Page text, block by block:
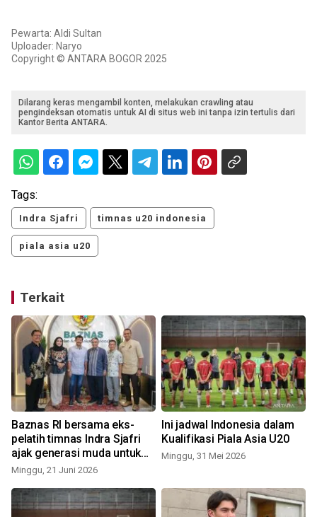
Pewarta: Aldi Sultan
Uploader: Naryo
Copyright © ANTARA BOGOR 2025
Dilarang keras mengambil konten, melakukan crawling atau
pengindeksan otomatis untuk AI di situs web ini tanpa izin tertulis dari
Kantor Berita ANTARA.
Tags:
Indra Sjafri timnas u20 indonesia
piala asia u20
Terkait
Baznas RI bersama eks-
pelatih timnas Indra Sjafri
ajak generasi muda untuk
gemar berzakat
Minggu, 21 Juni 2026
Ini jadwal Indonesia dalam
Kualifikasi Piala Asia U20
Minggu, 31 Mei 2026